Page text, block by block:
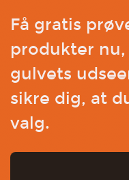
Få gratis
produkter nu,
gulvets
sikre dig, at
valg.